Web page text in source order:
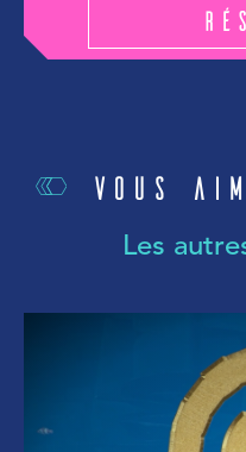
Vous
Les